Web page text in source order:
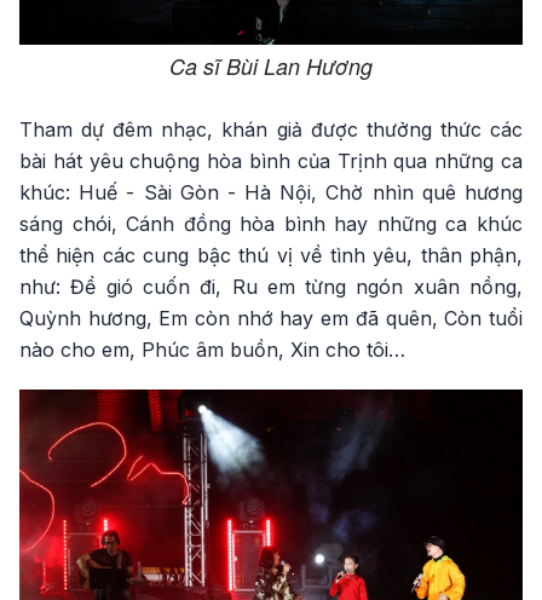
Ca sĩ Bùi Lan Hương
Tham dự đêm nhạc, khán giả được thưởng thức các
bài hát yêu chuộng hòa bình của Trịnh qua những ca
khúc: Huế - Sài Gòn - Hà Nội, Chờ nhìn quê hương
sáng chói, Cánh đồng hòa bình hay những ca khúc
thể hiện các cung bậc thú vị về tình yêu, thân phận,
như: Để gió cuốn đi, Ru em từng ngón xuân nồng,
Quỳnh hương, Em còn nhớ hay em đã quên, Còn tuổi
nào cho em, Phúc âm buồn, Xin cho tôi…